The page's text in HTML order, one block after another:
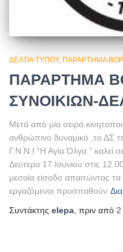
ΔΕΛΤΊΑ ΤΎΠΟΥ ΠΑΡΆΡΤΗΜΑ
ΠΑΡΑΡΤΗΜΑ
ΣΥΝΟΙΚΙΩΝ-
Μετά από μία σειρά
ανθρώπινο δυναμικό ,το ΔΣ
Γ.Ν.Ν.Ι “Η Αγία Όλγα ” καλεί
Δεύτερα 17 Ιουνίου στις
μεσαία είσοδο απαιτώντας
εργαζόμενοι προσπαθούν
Συντάκτης elepa , πριν από 2